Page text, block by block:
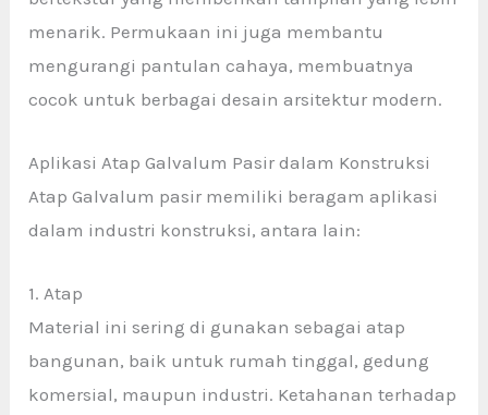
menarik. Permukaan ini juga membantu
mengurangi pantulan cahaya, membuatnya
cocok untuk berbagai desain arsitektur modern.
Aplikasi Atap Galvalum Pasir dalam Konstruksi
Atap Galvalum pasir memiliki beragam aplikasi
dalam industri konstruksi, antara lain:
1. Atap
Material ini sering di gunakan sebagai atap
bangunan, baik untuk rumah tinggal, gedung
komersial, maupun industri. Ketahanan terhadap